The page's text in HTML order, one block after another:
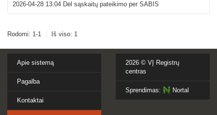
2026-04-28 13:04 Dėl sąskaitų pateikimo per SABIS
Rodomi: 1-1 Iš viso: 1
Apie sistemą
Pagalba
Kontaktai
2026 © VĮ Registrų
centras
Sprendimas: Nortal